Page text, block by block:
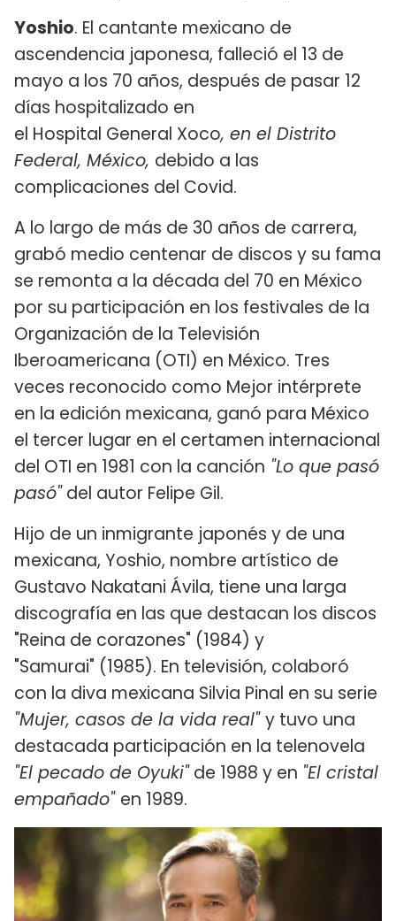
Yoshio. El cantante mexicano de
ascendencia japonesa, falleció el 13 de
mayo a los 70 años, después de pasar 12
días hospitalizado en
el Hospital General Xoco, en el Distrito
Federal, México, debido a las
complicaciones del Covid.
A lo largo de más de 30 años de carrera,
grabó medio centenar de discos y su fama
se remonta a la década del 70 en México
por su participación en los festivales de la
Organización de la Televisión
Iberoamericana (OTI) en México. Tres
veces reconocido como Mejor intérprete
en la edición mexicana, ganó para México
el tercer lugar en el certamen internacional
del OTI en 1981 con la canción "Lo que pasó
pasó"del autor Felipe Gil.
Hijo de un inmigrante japonés y de una
mexicana, Yoshio, nombre artístico de
Gustavo Nakatani Ávila, tiene una larga
discografía en las que destacan los discos
"Reina de corazones" (1984) y
"Samurai" (1985). En televisión, colaboró
con la diva mexicana Silvia Pinal en su serie
"Mujer, casos de la vida real"y tuvo una
destacada participación en la telenovela
"El pecado de Oyuki"de 1988 y en "El cristal
empañado" en 1989.